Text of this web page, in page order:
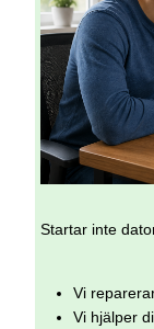
Startar inte
Vi
Vi hjälper